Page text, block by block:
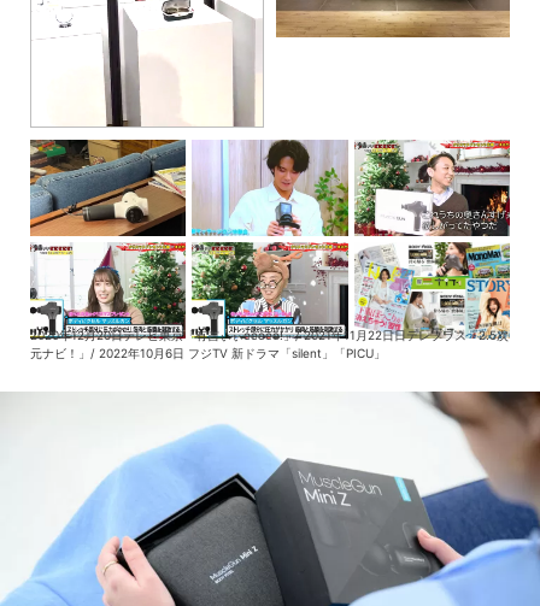
2020年12月20日テレビ東京「有吉ぃぃeeeee!」/ 2021年11月22日日テレプラス「2.5次
元ナビ！」/ 2022年10月6日 フジTV 新ドラマ「silent」「PICU」